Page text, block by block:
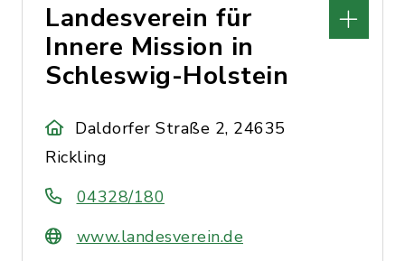
Landesverein für
Innere Mission in
Schleswig-Holstein
Daldorfer Straße 2, 24635
Rickling
04328/180
www.landesverein.de